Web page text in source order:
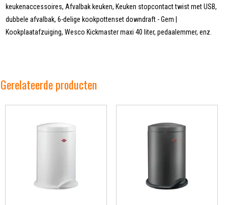
keukenaccessoires, Afvalbak keuken, Keuken stopcontact twist met USB,
dubbele afvalbak, 6-delige kookpottenset downdraft - Gem |
Kookplaatafzuiging, Wesco Kickmaster maxi 40 liter, pedaalemmer, enz.
Gerelateerde producten